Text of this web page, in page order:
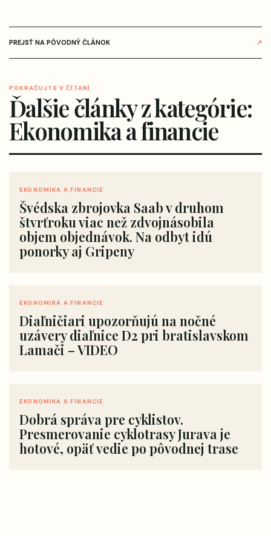
PREJSŤ NA PÔVODNÝ ČLÁNOK ↗
POKRAČUJTE V ČÍTANÍ
Ďalšie články z kategórie:
Ekonomika a financie
EKONOMIKA A FINANCIE
Švédska zbrojovka Saab v druhom
štvrťroku viac než zdvojnásobila
objem objednávok. Na odbyt idú
ponorky aj Gripeny
EKONOMIKA A FINANCIE
Diaľničiari upozorňujú na nočné
uzávery diaľnice D2 pri bratislavskom
Lamači – VIDEO
EKONOMIKA A FINANCIE
Dobrá správa pre cyklistov.
Presmerovanie cyklotrasy Jurava je
hotové, opäť vedie po pôvodnej trase